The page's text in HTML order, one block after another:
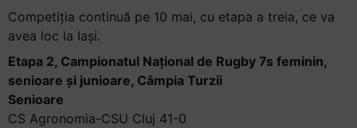
Competiția continuă pe 10 mai, cu etapa a treia, ce va
avea loc la Iași.
Etapa 2, Campionatul Național de Rugby 7s feminin,
senioare și junioare, Câmpia Turzii
Senioare
CS Agronomia-CSU Cluj 41-0